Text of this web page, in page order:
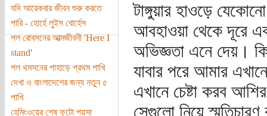
যদি আরেকবার জীবন শুরু করতে
পারি - হোর্হে লুইস বোর্হেস
পল রোবসনের আত্মজীবনী 'Here I
stand'
পল থমসনের পাহাড়ে প্রথম পাখি
দেখা ও বাংলাদেশের জন্য নতুন ৫
পাখি
হেমিংওয়ের শেষ ফুটো পয়সা
টাঙ্গুয়ার হাওড়ে
আবহাওয়া থেকে দূরে
অভিজ্ঞতা এনে দেয়।
যাবার পরে আমার
এখানে চেষ্টা করব
সেগুলো নিয়ে